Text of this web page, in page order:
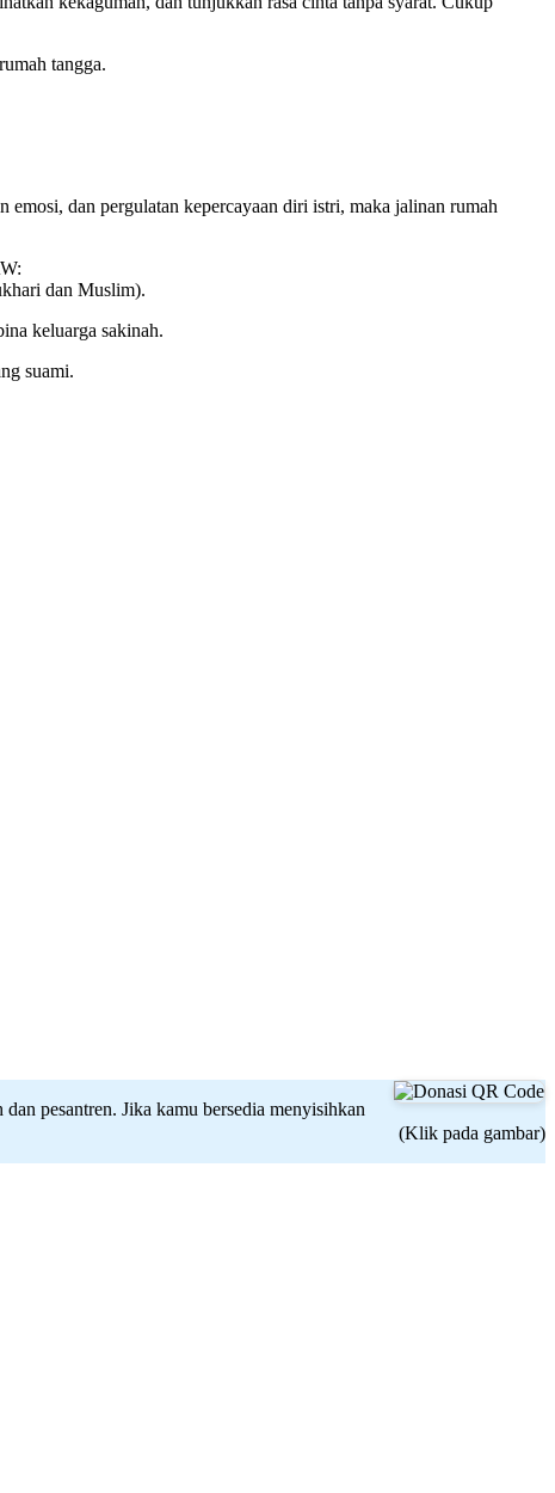
tangga.
emosi, dan pergulatan kepercayaan diri istri, maka jalinan rumah
dan Muslim).
keluarga sakinah.
suami.
pesantren. Jika kamu bersedia menyisihkan
(Klik pada gambar)